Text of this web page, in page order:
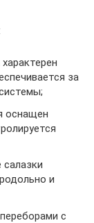
за
оснащен
и
с